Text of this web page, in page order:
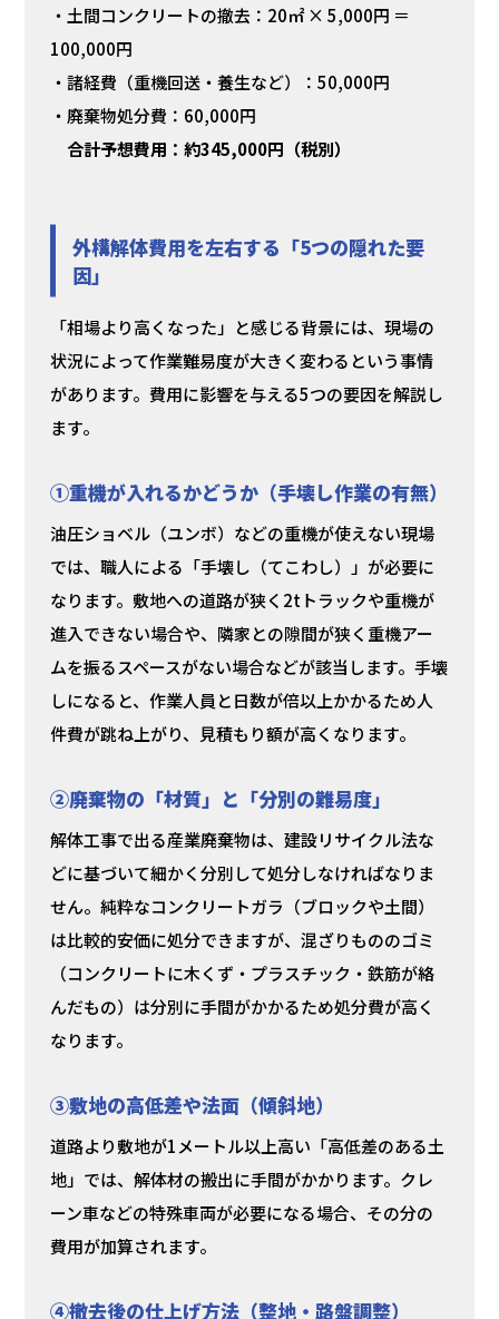
・土間コンクリートの撤去：20㎡ × 5,000円 ＝
100,000円
・諸経費（重機回送・養生など）：50,000円
・廃棄物処分費：60,000円
合計予想費用：約345,000円（税別）
外構解体費用を左右する「5つの隠れた要
因」
「相場より高くなった」と感じる背景には、現場の
状況によって作業難易度が大きく変わるという事情
があります。費用に影響を与える5つの要因を解説し
ます。
①重機が入れるかどうか（手壊し作業の有無）
油圧ショベル（ユンボ）などの重機が使えない現場
では、職人による「手壊し（てこわし）」が必要に
なります。敷地への道路が狭く2tトラックや重機が
進入できない場合や、隣家との隙間が狭く重機アー
ムを振るスペースがない場合などが該当します。手壊
しになると、作業人員と日数が倍以上かかるため人
件費が跳ね上がり、見積もり額が高くなります。
②廃棄物の「材質」と「分別の難易度」
解体工事で出る産業廃棄物は、建設リサイクル法な
どに基づいて細かく分別して処分しなければなりま
せん。純粋なコンクリートガラ（ブロックや土間）
は比較的安価に処分できますが、混ざりもののゴミ
（コンクリートに木くず・プラスチック・鉄筋が絡
んだもの）は分別に手間がかかるため処分費が高く
なります。
③敷地の高低差や法面（傾斜地）
道路より敷地が1メートル以上高い「高低差のある土
地」では、解体材の搬出に手間がかかります。クレ
ーン車などの特殊車両が必要になる場合、その分の
費用が加算されます。
④撤去後の仕上げ方法（整地・路盤調整）